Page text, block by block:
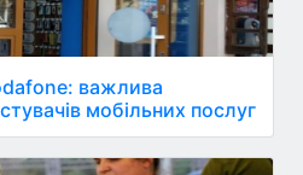
важлива
мобільних послуг